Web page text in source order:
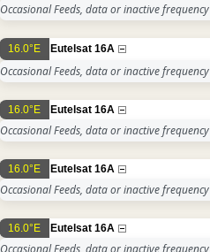
Occasional Feeds, data or inactive frequency
16.0°E Eutelsat 16A
Occasional Feeds, data or inactive frequency
16.0°E Eutelsat 16A
Occasional Feeds, data or inactive frequency
16.0°E Eutelsat 16A
Occasional Feeds, data or inactive frequency
16.0°E Eutelsat 16A
Occasional Feeds, data or inactive frequency